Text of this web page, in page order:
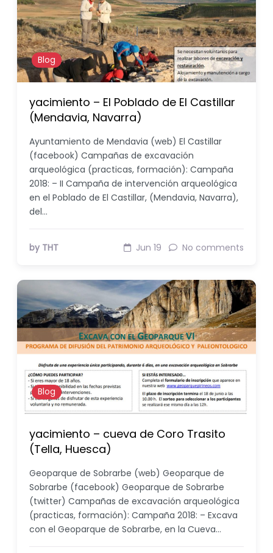
Blog
yacimiento – El Poblado de El Castillar
(Mendavia, Navarra)
Ayuntamiento de Mendavia (web) El Castillar
(facebook) Campañas de excavación
arqueológica (practicas, formación): Campaña
2018: – II Campaña de intervención arqueológica
en el Poblado de El Castillar, (Mendavia, Navarra),
del…
by THT Jun 19 No comments
Blog
yacimiento – cueva de Coro Trasito
(Tella, Huesca)
Geoparque de Sobrarbe (web) Geoparque de
Sobrarbe (facebook) Geoparque de Sobrarbe
(twitter) Campañas de excavación arqueológica
(practicas, formación): Campaña 2018: – Excava
con el Geoparque de Sobrarbe, en la Cueva…